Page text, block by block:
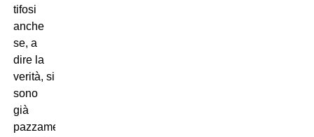
tifosi
anche
se, a
dire la
verità, si
sono
già
pazzamente